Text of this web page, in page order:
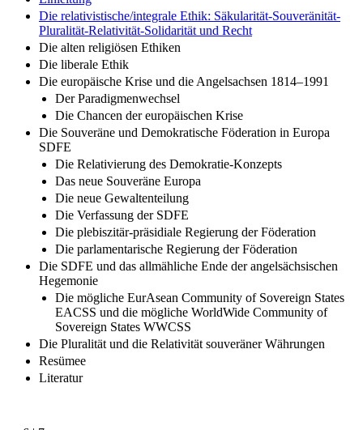
Die relativistische/integrale Ethik: Säkularität-Souveränität-
Pluralität-Relativität-Solidarität und Recht
Die alten religiösen Ethiken
Die liberale Ethik
Die europäische Krise und die Angelsachsen 1814–1991
Der Paradigmenwechsel
Die Chancen der europäischen Krise
Die Souveräne und Demokratische Föderation in Europa
SDFE
Die Relativierung des Demokratie-Konzepts
Das neue Souveräne Europa
Die neue Gewaltenteilung
Die Verfassung der SDFE
Die plebiszitär-präsidiale Regierung der Föderation
Die parlamentarische Regierung der Föderation
Die SDFE und das allmähliche Ende der angelsächsischen
Hegemonie
Die mögliche EurAsean Community of Sovereign States
EACSS und die mögliche WorldWide Community of
Sovereign States WWCSS
Die Pluralität und die Relativität souveräner Währungen
Resümee
Literatur